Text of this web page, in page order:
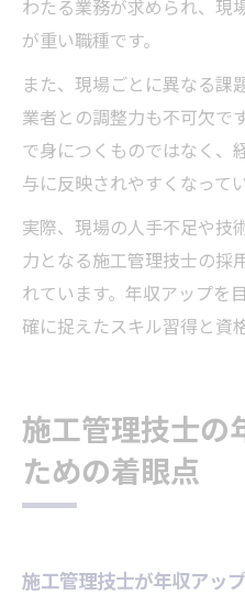
わたる業務が求められ、現
が重い職種です。
また、現場ごとに異なる課
業者との調整力も不可欠で
で身につくものではなく、
与に反映されやすくなって
実際、現場の人手不足や技
力となる施工管理技士の採
れています。年収アップを
確に捉えたスキル習得と資
施工管理技士の
ための着眼点
施工管理技士が年収アッ